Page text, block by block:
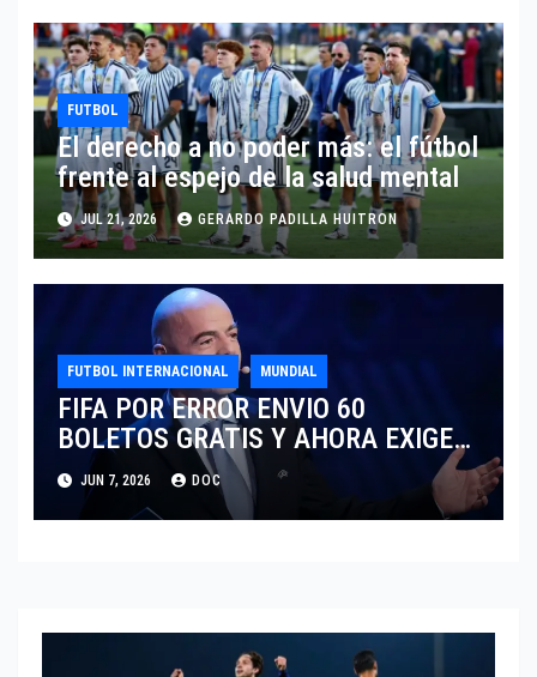
FUTBOL
El derecho a no poder más: el fútbol
frente al espejo de la salud mental
JUL 21, 2026 GERARDO PADILLA HUITRON
FUTBOL INTERNACIONAL MUNDIAL
FIFA POR ERROR ENVIO 60
BOLETOS GRATIS Y AHORA EXIGE
COBRO.
JUN 7, 2026 DOC